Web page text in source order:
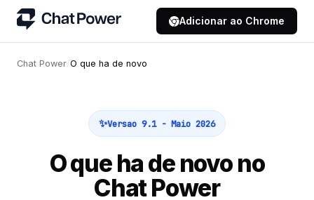
Adicionar ao Chrome
Chat Power/O que ha de novo
Versao 9.1 - Maio 2026
O que ha de novo no
Chat Power